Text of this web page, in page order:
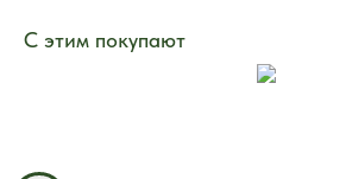
С этим покупают